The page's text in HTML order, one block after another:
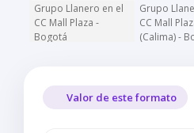
Grupo Llanero en el
CC Mall Plaza -
Bogotá
Grupo
CC Mall
(Calima) -
Valor de este formato